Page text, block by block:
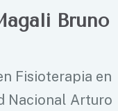
Bruno
Fisioterapia en
Nacional Arturo